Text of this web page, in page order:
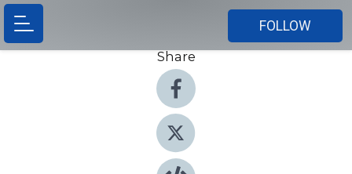
FOLLOW
Share